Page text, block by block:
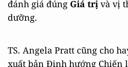
đánh giá đúng Giá trị và vị
dưỡng.
TS. Angela Pratt cũng cho
xuất bản Định hướng Chiến